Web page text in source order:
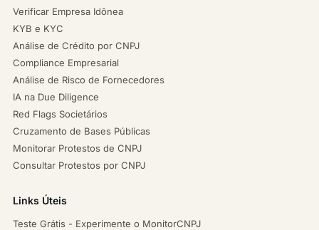
Verificar Empresa Idônea
KYB e KYC
Análise de Crédito por CNPJ
Compliance Empresarial
Análise de Risco de Fornecedores
IA na Due Diligence
Red Flags Societários
Cruzamento de Bases Públicas
Monitorar Protestos de CNPJ
Consultar Protestos por CNPJ
Links Úteis
Teste Grátis - Experimente o MonitorCNPJ